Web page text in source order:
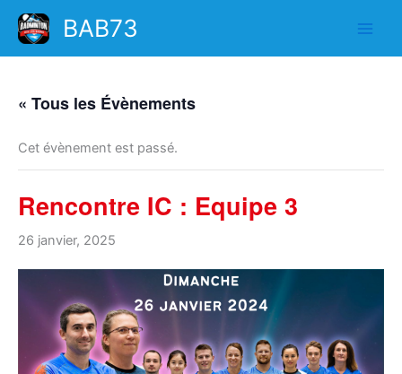
Aller
contenu
BAB73
« Tous les Évènements
Cet évènement est passé.
Rencontre IC : Equipe 3
26 janvier, 2025